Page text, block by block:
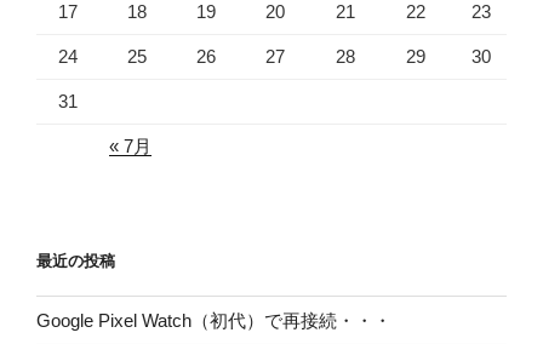
17 18 19 20 21 22 23
24 25 26 27 28 29 30
31
« 7月
最近の投稿
Google Pixel Watch（初代）で再接続・・・